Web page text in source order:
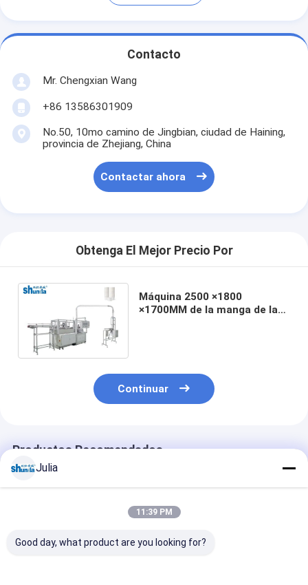
Contacto
Mr. Chengxian Wang
+86 13586301909
No.50, 10mo camino de Jingbian, ciudad de Haining,
provincia de Zhejiang, China
Contactar ahora
Obtenga El Mejor Precio Por
Máquina 2500 ×1800
×1700MM de la manga de la
Continuar
Productos Recomendados
Julia
11:39 PM
Good day, what product are you looking for?